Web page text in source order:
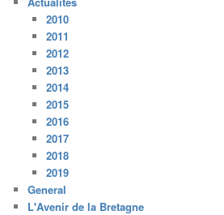
2010
2011
2012
2013
2014
2015
2016
2017
2018
2019
General
L'Avenir de la Bretagne